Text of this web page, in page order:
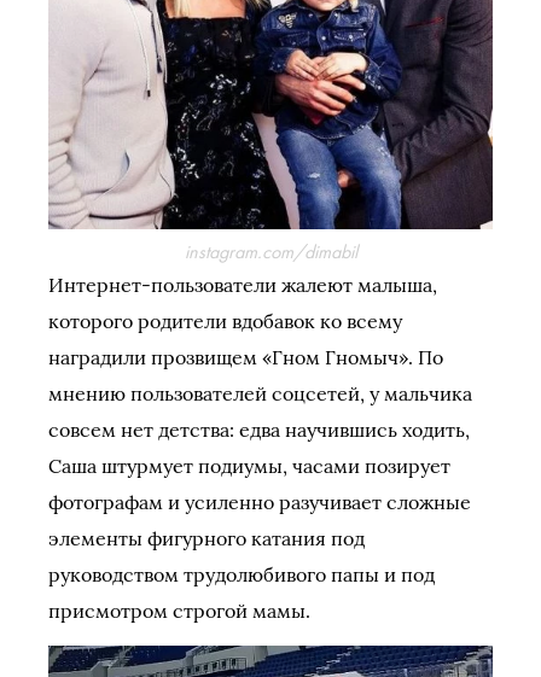
instagram.com/dimabil
Интернет-пользователи жалеют малыша,
которого родители вдобавок ко всему
наградили прозвищем «Гном Гномыч». По
мнению пользователей соцсетей, у мальчика
совсем нет детства: едва научившись ходить,
Саша штурмует подиумы, часами позирует
фотографам и усиленно разучивает сложные
элементы фигурного катания под
руководством трудолюбивого папы и под
присмотром строгой мамы.